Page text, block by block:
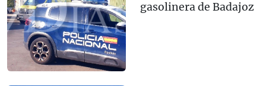
gasolinera de Badajoz